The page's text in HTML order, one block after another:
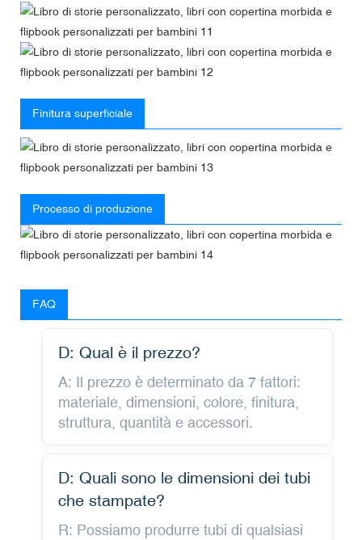
Finitura superficiale
Processo di produzione
FAQ
D: Qual è il prezzo?
A: Il prezzo è determinato da 7 fattori:
materiale, dimensioni, colore, finitura,
struttura, quantità e accessori.
D: Quali sono le dimensioni dei tubi
che stampate?
R: Possiamo produrre tubi di qualsiasi